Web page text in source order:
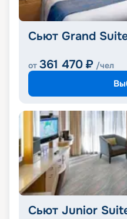
Сьют Grand
от 361 470 ₽ /чел
Сьют Junior